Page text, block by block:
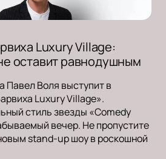
Luxury Village:
оставит равнодушным
Павел Воля выступит в
Luxury Village».
стиль звезды «Comedy
вечер. Не пропустите
stand-up шоу в роскошной